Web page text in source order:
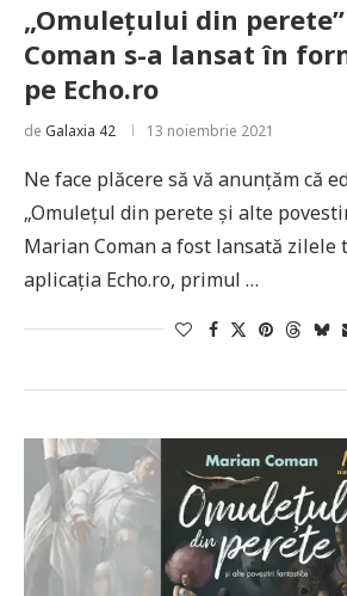
„Omulețului din
Coman s-a lansat în
pe Echo.ro
de Galaxia 42 13 noiembrie 2021
Ne face plăcere să vă anunțăm că
„Omulețul din perete și alte
Marian Coman a fost lansată zilele
aplicația Echo.ro, primul …